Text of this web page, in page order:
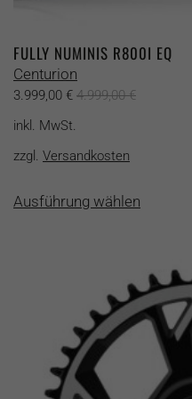
FULLY NUMINIS R800I EQ
Centurion
3.999,00 € 4.999,00€
inkl. MwSt.
zzgl. Versandkosten
Ausführung wählenProdukt
auf.
Die
können
auf